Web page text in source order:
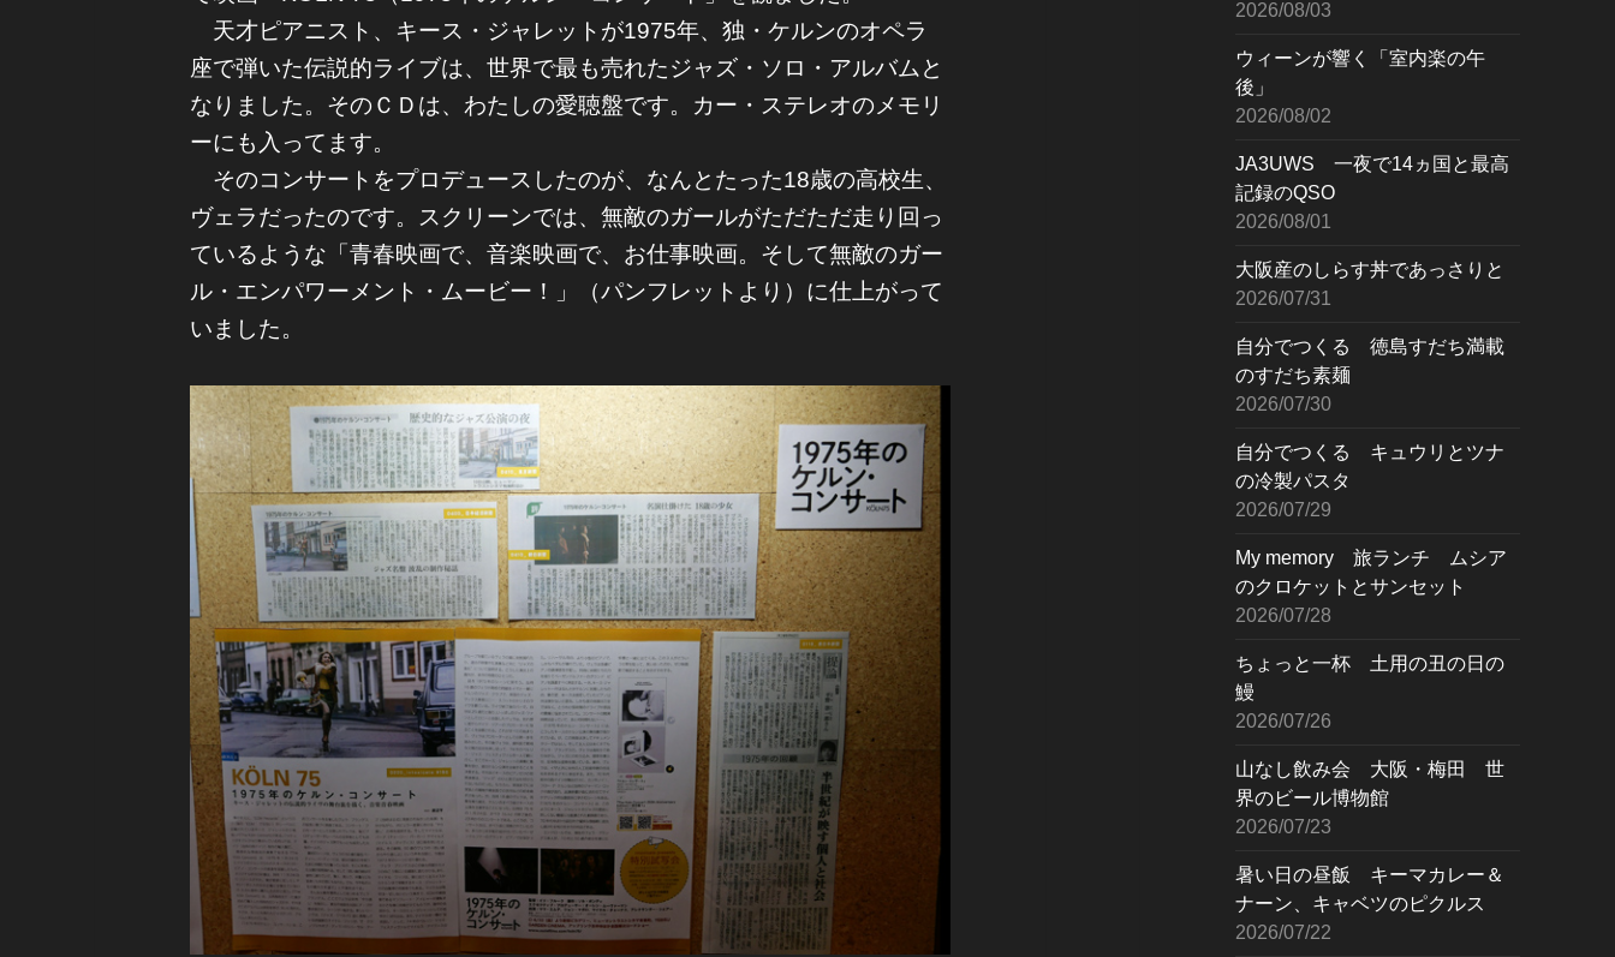
2026/08/03
ウィーンが響く「室内楽の午
後」
2026/08/02
JA3UWS 一夜で14ヵ国と最高
記録のQSO
2026/08/01
大阪産のしらす丼であっさりと
2026/07/31
自分でつくる 徳島すだち満載
のすだち素麺
2026/07/30
自分でつくる キュウリとツナ
の冷製パスタ
2026/07/29
My memory 旅ランチ ムシア
のクロケットとサンセット
2026/07/28
ちょっと一杯 土用の丑の日の
鰻
2026/07/26
山なし飲み会 大阪・梅田 世
界のビール博物館
2026/07/23
暑い日の昼飯 キーマカレー＆
ナーン、キャベツのピクルス
2026/07/22
天才ピアニスト、キース・ジャレットが1975年、独・ケルンのオペラ
座で弾いた伝説的ライブは、世界で最も売れたジャズ・ソロ・アルバムと
なりました。そのＣＤは、わたしの愛聴盤です。カー・ステレオのメモリ
ーにも入ってます。
そのコンサートをプロデュースしたのが、なんとたった18歳の高校生、
ヴェラだったのです。スクリーンでは、無敵のガールがただただ走り回っ
ているような「青春映画で、音楽映画で、お仕事映画。そして無敵のガー
ル・エンパワーメント・ムービー！」（パンフレットより）に仕上がって
いました。